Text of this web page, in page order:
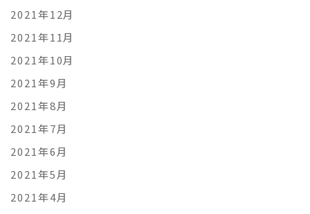
2021年12月
2021年11月
2021年10月
2021年9月
2021年8月
2021年7月
2021年6月
2021年5月
2021年4月